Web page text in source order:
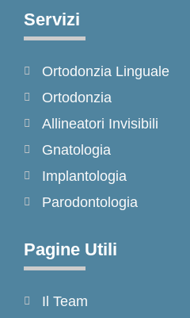
e
b
o
k
-
f
r
a
m
Servizi
Ortodonzia Linguale
Ortodonzia
Allineatori Invisibili
Gnatologia
Implantologia
Parodontologia
Pagine Utili
Il Team